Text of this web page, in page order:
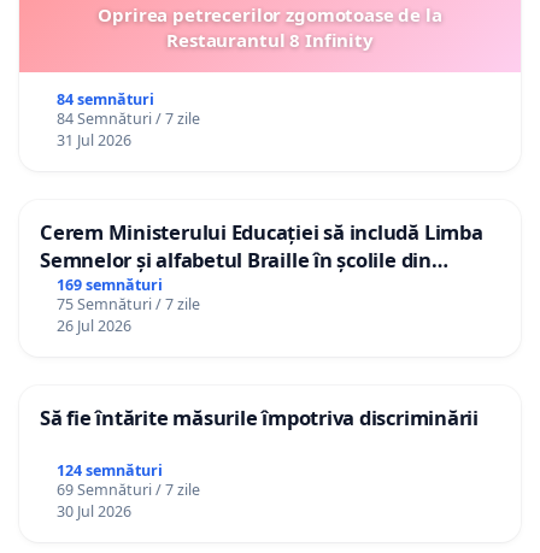
Oprirea petrecerilor zgomotoase de la
Restaurantul 8 Infinity
84 semnături
84 Semnături / 7 zile
31 Jul 2026
Cerem Ministerului Educației să includă Limba
Semnelor și alfabetul Braille în școlile din
Republica Moldova!
169 semnături
75 Semnături / 7 zile
26 Jul 2026
Să fie întărite măsurile împotriva discriminării
124 semnături
69 Semnături / 7 zile
30 Jul 2026